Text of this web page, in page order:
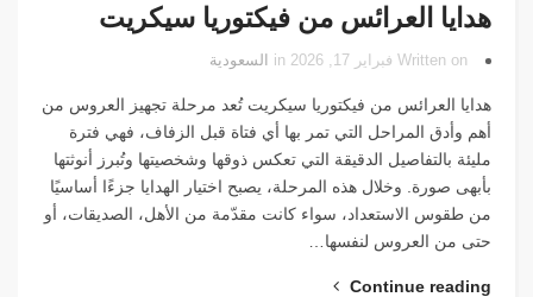
هدايا العرائس من فيكتوريا سيكريت
Written on فبراير 17, 2026 in السعودية
هدايا العرائس من فيكتوريا سيكريت تُعد مرحلة تجهيز العروس من
أهم وأدق المراحل التي تمر بها أي فتاة قبل الزفاف، فهي فترة
مليئة بالتفاصيل الدقيقة التي تعكس ذوقها وشخصيتها وتُبرز أنوثتها
بأبهى صورة. وخلال هذه المرحلة، يصبح اختيار الهدايا جزءًا أساسيًا
من طقوس الاستعداد، سواء كانت مقدّمة من الأهل، الصديقات، أو
حتى من العروس لنفسها…
Continue reading